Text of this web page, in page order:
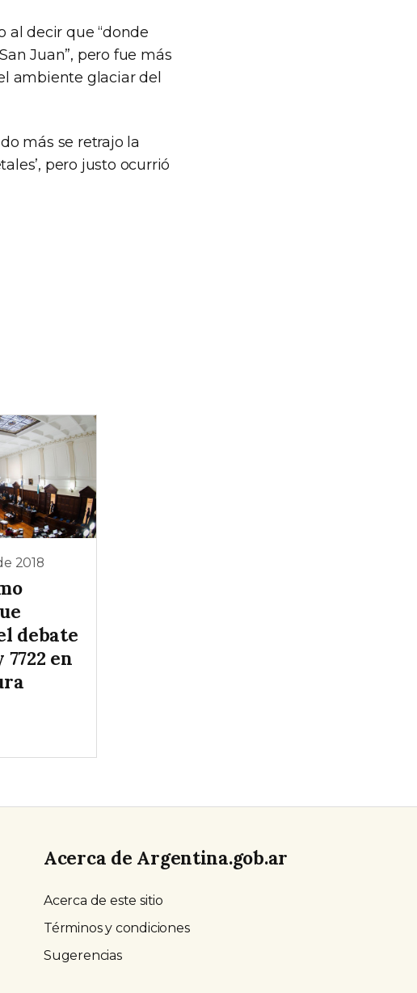
al decir que “donde
Juan”, pero fue más
ambiente glaciar del
más se retrajo la
pero justo ocurrió
2018
debate
en
Acerca de Argentina.gob.ar
Acerca de este sitio
Términos y condiciones
Sugerencias